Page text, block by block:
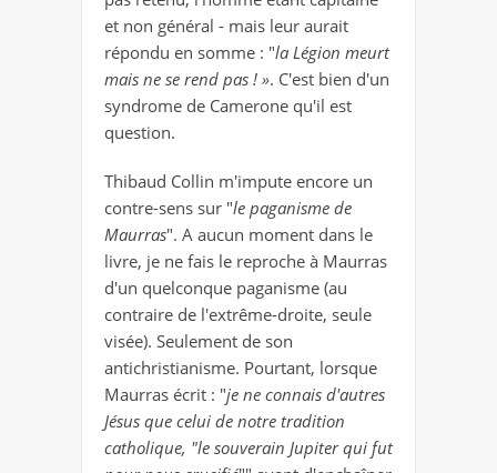
et non général - mais leur aurait
répondu en somme : "la Légion meurt
mais ne se rend pas ! ». C'est bien d'un
syndrome de Camerone qu'il est
question.
Thibaud Collin m'impute encore un
contre-sens sur "le paganisme de
Maurras". A aucun moment dans le
livre, je ne fais le reproche à Maurras
d'un quelconque paganisme (au
contraire de l'extrême-droite, seule
visée). Seulement de son
antichristianisme. Pourtant, lorsque
Maurras écrit : "je ne connais d'autres
Jésus que celui de notre tradition
catholique, "le souverain Jupiter qui fut